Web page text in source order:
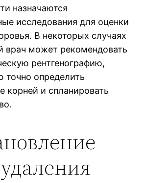
назначаются
исследования для оценки
В некоторых случаях
врач может рекомендовать
рентгенографию,
определить
корней и спланировать